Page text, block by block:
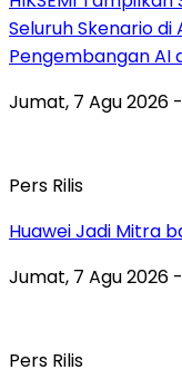
Seluruh Skenario di
Pengembangan AI
Jumat, 7 Agu 2026
Pers Rilis
Huawei Jadi Mitra
Jumat, 7 Agu 2026
Pers Rilis